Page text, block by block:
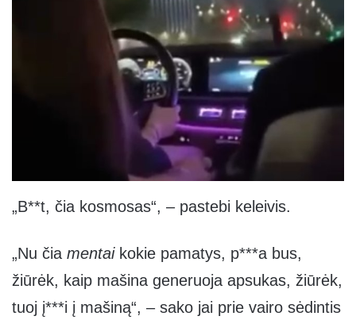
„B**t, čia kosmosas“, – pastebi keleivis.
„Nu čia mentai kokie pamatys, p***a bus,
žiūrėk, kaip mašina generuoja apsukas, žiūrėk,
tuoj į***i į mašiną“, – sako jai prie vairo sėdintis